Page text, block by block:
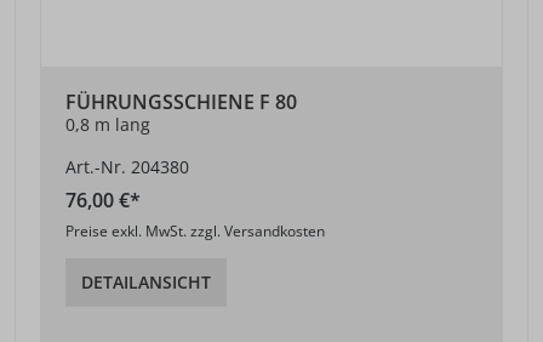
FÜHRUNGSSCHIENE F 80
0,8 m lang
Art.-Nr. 204380
76,00 €*
Preise exkl. MwSt. zzgl. Versandkosten
DETAILANSICHT